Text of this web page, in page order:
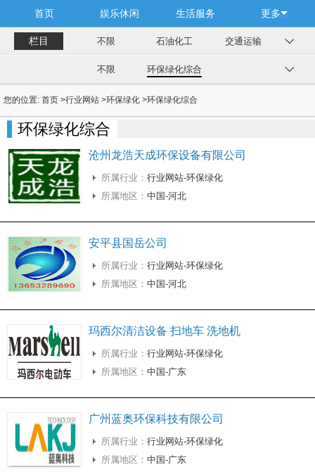
首页 娱乐休闲 生活服务 更多
栏目 不限 石油化工 交通运输
不限 环保绿化综合
您的位置: 首页 >行业网站 >环保绿化 >环保绿化综合
环保绿化综合
沧州龙浩天成环保设备有限公司
所属行业： 行业网站-环保绿化
所属地区： 中国-河北
安平县国岳公司
所属行业： 行业网站-环保绿化
所属地区： 中国-河北
玛西尔清洁设备 扫地车 洗地机
所属行业： 行业网站-环保绿化
所属地区： 中国-广东
广州蓝奥环保科技有限公司
所属行业： 行业网站-环保绿化
所属地区： 中国-广东